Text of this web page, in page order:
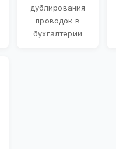
дублирования
проводок в
бухгалтерии